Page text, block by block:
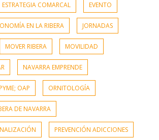
ESTRATEGIA COMARCAL EVENTO
EN LA RIBERA JORNADAS
MOVER RIBERA MOVILIDAD
NAVARRA EMPRENDE
OAP ORNITOLOGÍA
DE NAVARRA
PREVENCIÓN ADICCIONES